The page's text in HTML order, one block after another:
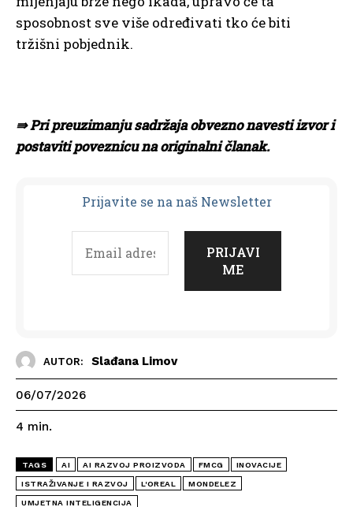
sposobnost sve više određivati tko će biti
tržišni pobjednik.
⇛ Pri preuzimanju sadržaja obvezno navesti izvor i
postaviti poveznicu na originalni članak.
Prijavite se na naš Newsletter
AUTOR: Slađana Limov
06/07/2026
4 min.
TAGS AI AI RAZVOJ PROIZVODA FMCG INOVACIJE
ISTRAŽIVANJE I RAZVOJ L'OREAL MONDELEZ
UMJETNA INTELIGENCIJA